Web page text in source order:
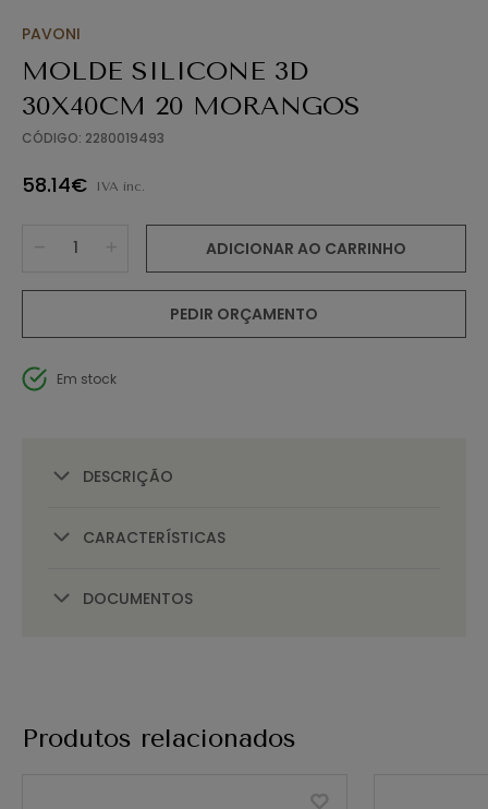
PAVONI
MOLDE SILICONE 3D
30X40CM 20 MORANGOS
CÓDIGO: 2280019493
58.14€ IVA inc.
ADICIONAR AO CARRINHO
PEDIR ORÇAMENTO
Em stock
DESCRIÇÃO
CARACTERÍSTICAS
DOCUMENTOS
Produtos relacionados